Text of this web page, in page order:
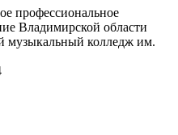
профессиональное
Владимирской области
музыкальный колледж им.